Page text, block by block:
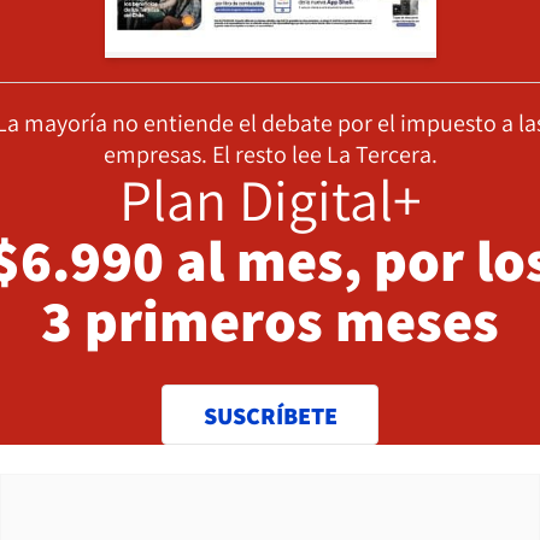
mayoría no entiende el debate por el impuesto a
empresas. El resto lee La Tercera.
Plan Digital+
al mes, por
3 primeros meses
SUSCRÍBETE